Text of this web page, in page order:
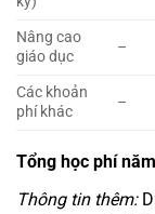
Nâng cao
giáo dục
–
Các khoản
phí khác
–
Tổng học phí
Thông tin thêm: